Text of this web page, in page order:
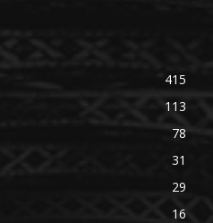
415
113
78
31
29
16